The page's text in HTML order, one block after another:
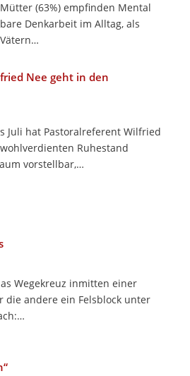
(63%) empfinden Mental
Denkarbeit im Alltag, als
Nee geht in den
Juli hat Pastoralreferent Wilfried
Ruhestand
vorstellbar,…
Wegekreuz inmitten einer
die andere ein Felsblock unter